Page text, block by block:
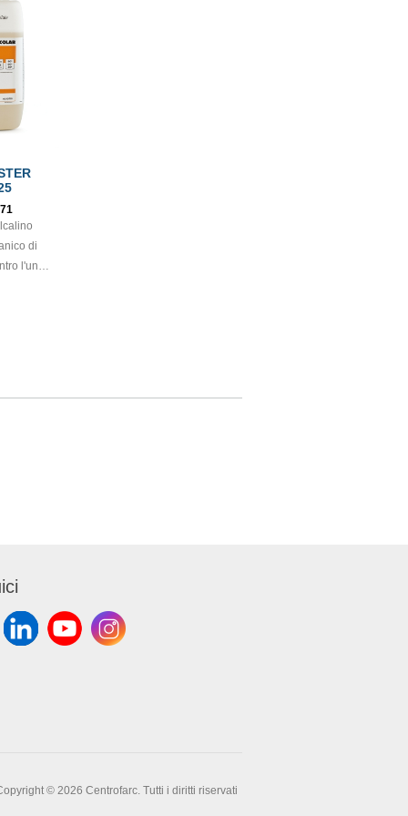
di
l'unto
© 2026 Centrofarc. Tutti i diritti riservati